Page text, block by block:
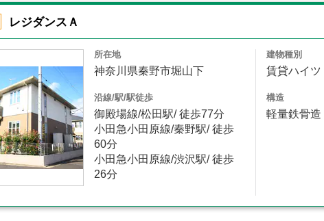
レジダンスＡ
所在地
神奈川県秦野市堀山下
沿線/駅/駅徒歩
御殿場線/松田駅/ 徒歩77分
小田急小田原線/秦野駅/ 徒歩
60分
小田急小田原線/渋沢駅/ 徒歩
26分
建物種別
賃貸ハイツ
構造
軽量鉄骨造